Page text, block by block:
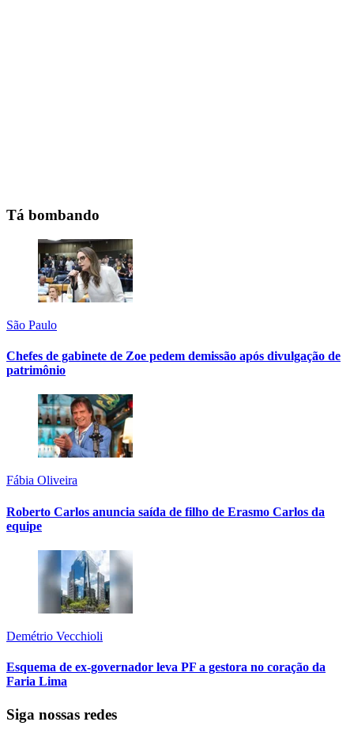
Tá bombando
São Paulo
Chefes de gabinete de Zoe pedem demissão após divulgação de
patrimônio
Fábia Oliveira
Roberto Carlos anuncia saída de filho de Erasmo Carlos da
equipe
Demétrio Vecchioli
Esquema de ex-governador leva PF a gestora no coração da
Faria Lima
Siga nossas redes